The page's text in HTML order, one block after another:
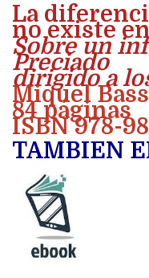
La
no existe
Sobre un
Preciado
dirigido a
Miquel
84 páginas
ISBN 978-
TAMBIEN